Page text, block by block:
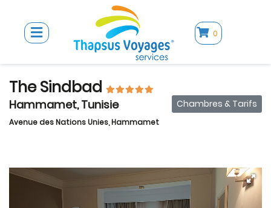
0
The Sindbad
Hammamet, Tunisie
Avenue des Nations Unies, Hammamet
Chambres & Tarifs